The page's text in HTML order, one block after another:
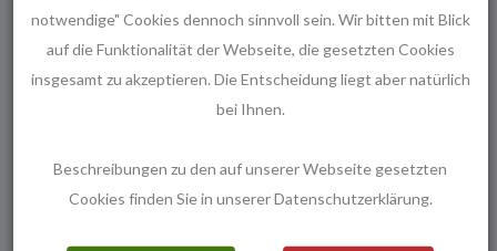
Beitragsbild: Chemical Heritage Foundation [CC BY-SA 3.0],
via Wikimedia Commons
Beitragsnavigation
Vorheriger
Beitrag
‹ Kinderkino –
Weihnachtsmann verloren
Nächster
Beitrag
Lebendiger
Adventskalender ›
notwendige" Cookies dennoch sinnvoll sein. Wir bitten mit Blick
auf die Funktionalität der Webseite, die gesetzten Cookies
insgesamt zu akzeptieren. Die Entscheidung liegt aber natürlich
bei Ihnen.
Beschreibungen zu den auf unserer Webseite gesetzten
Cookies finden Sie in unserer Datenschutzerklärung.